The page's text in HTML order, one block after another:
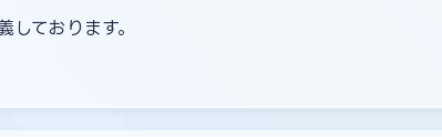
ております。